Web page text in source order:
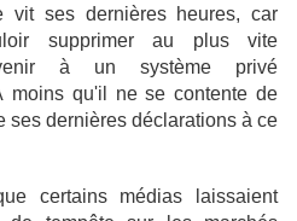
vit ses dernières heures, car
supprimer au plus vite
à un système privé
moins qu'il ne se contente de
ses dernières déclarations à ce
certains médias laissaient